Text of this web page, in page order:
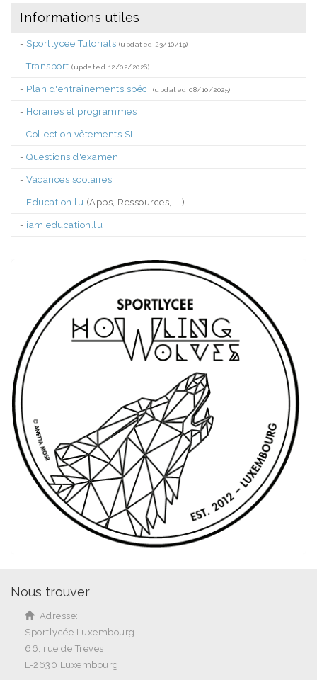
Informations utiles
- Sportlycée Tutorials (updated 23/10/19)
-Transport (updated 12/02/2026)
- Plan d'entraînements spéc. (updated 08/10/2025)
- Horaires et programmes
- Collection vêtements SLL
- Questions d'examen
- Vacances scolaires
- Education.lu (Apps, Ressources, ...)
- iam.education.lu
Nous trouver
Adresse:
Sportlycée Luxembourg
66, rue de Trèves
L-2630 Luxembourg